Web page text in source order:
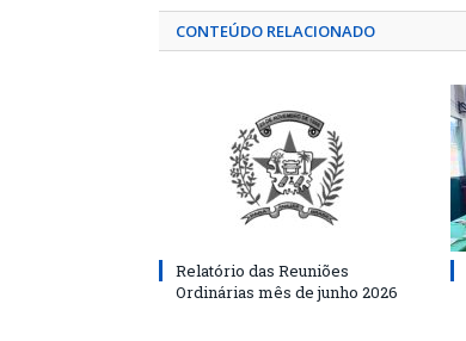
CONTEÚDO RELACIONADO
Relatório das Reuniões
Ordinárias mês de junho 2026